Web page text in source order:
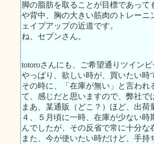
脚の脂肪を取ることが目標であっ
や背中、胸の大きい筋肉のトレー
ェイプアップの近道です。
ね、セブンさん。
totoroさんにも、ご希望通りツイン
やっぱり、欲しい時が、買いたい時
その時に、「在庫が無い」と言わ
て、感じだと思いますので、弊社
まあ、某通販（どこ？）ほど、出
４、５月頃に一時、在庫が少ない
んでしたが、その反省で常に十分
また、今が使いたい時だけど、手